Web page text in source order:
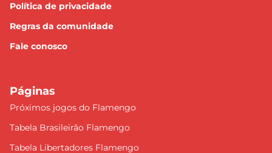
Política de privacidade
Regras da comunidade
Fale conosco
Páginas
Próximos jogos do Flamengo
Tabela Brasileirão Flamengo
Tabela Libertadores Flamengo